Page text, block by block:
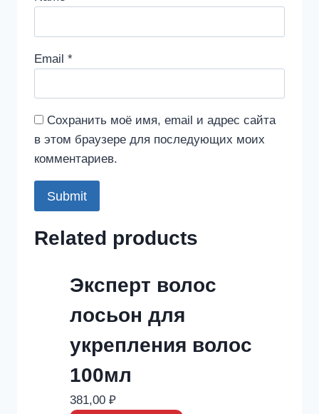
Email *
Сохранить моё имя, email и адрес сайта
в этом браузере для последующих моих
комментариев.
Related products
Эксперт волос
лосьон для
укрепления волос
100мл
381,00 ₽